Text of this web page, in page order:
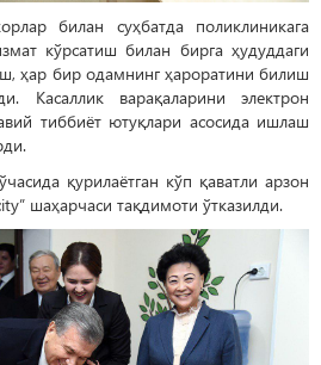
билан суҳбатда поликлиникага
кўрсатиш билан бирга ҳудуддаги
ҳар бир одамнинг ҳароратини билиш
Касаллик варақаларини электрон
тиббиёт ютуқлари асосида ишлаш
қурилаётган кўп қаватли арзон
шаҳарчаси тақдимоти ўтказилди.